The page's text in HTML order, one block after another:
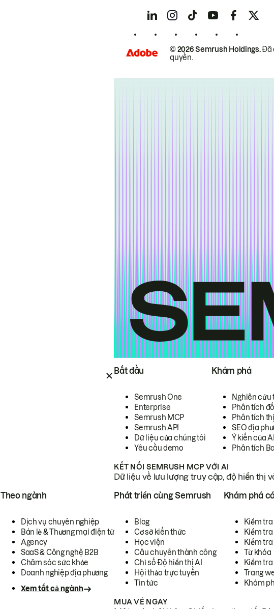
Bắt đầu
Semrush One
Enterprise
Semrush MCP
Semrush API
Dữ liệu của chúng tôi
Yêu cầu demo
Khám phá
Nghiên cứu
Phân tích
Phân tích
SEO địa
Ý kiến của
Phân tích
KẾT NỐI SEMRUSH MCP VỚI AI
Dữ liệu về lưu lượng truy cập, độ hiển thị
Theo ngành
Dịch vụ chuyên nghiệp
Bán lẻ & Thương mại điện tử
Agency
SaaS & Công nghệ B2B
Chăm sóc sức khỏe
Doanh nghiệp địa phương
Xem tất cả ngành
Phát triển cùng Semrush
Blog
Cơ sở kiến thức
Học viện
Câu chuyên thành công
Chỉ số Độ hiển thị AI
Hội thảo trực tuyến
Tin tức
Khám phá
Kiểm
Kiểm tra
Kiểm
Từ khóa
Kiểm
Trang
Khám
MUA VÉ NGAY
© 2026 Semrush Holdings.Đã
quyền.